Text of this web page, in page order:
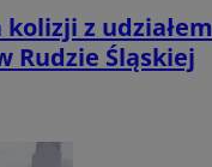
kolizji z udziałem
Rudzie Śląskiej